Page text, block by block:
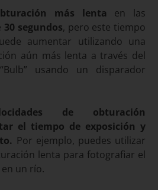
más lenta en las
30 segundos, pero este tiempo
aumentar utilizando una
aún más lenta a través del
usando un disparador
de obturación
el tiempo de exposición y
Por ejemplo, puedes utilizar
lenta para fotografiar el
un río.